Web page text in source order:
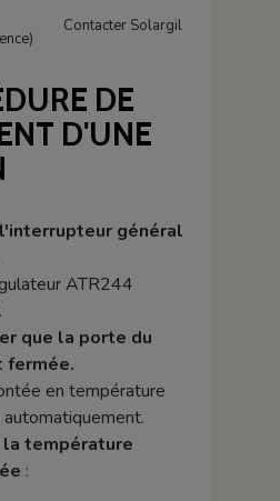
Contacter Solargil
DE
D'UNE
général
ATR244
que la porte du
fermée.
en température
automatiquement.
température
: